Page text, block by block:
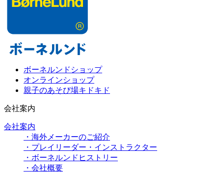
ボーネルンドショップ
オンラインショップ
親子のあそび場キドキド
会社案内
会社案内
・海外メーカーのご紹介
・プレイリーダー・インストラクター
・ボーネルンドヒストリー
・会社概要